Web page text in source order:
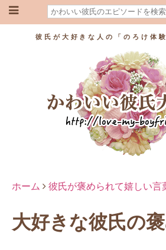
彼氏が大好きな人の「のろけ体
ホーム 彼氏が褒められて嬉しい言
大好きな彼氏の